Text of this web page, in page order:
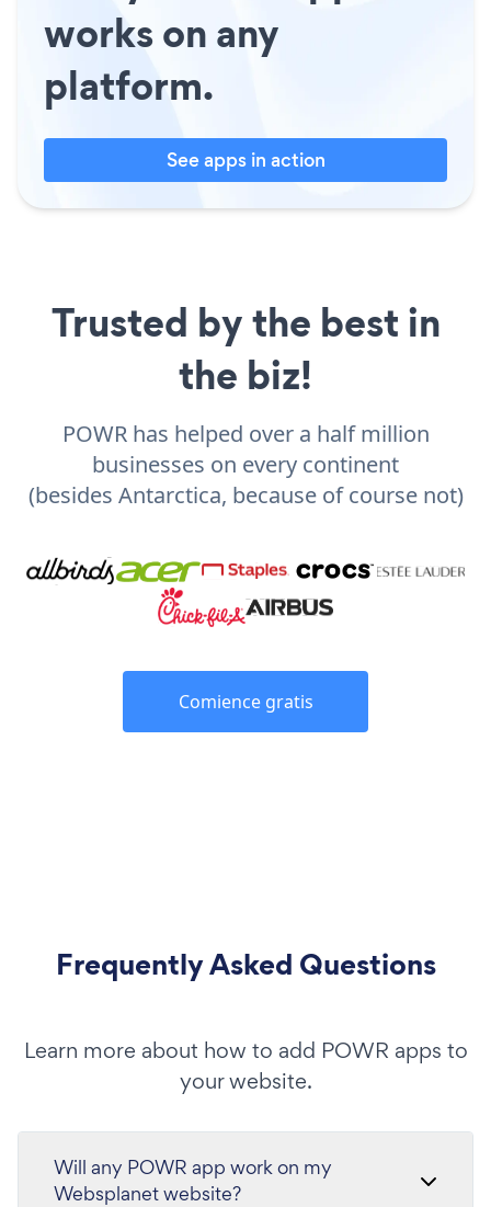
works on any
platform.
See apps in action
Trusted by the best in
the biz!
POWR has helped over a half million
businesses on every continent
(besides Antarctica, because of course not)
Comience gratis
Frequently Asked Questions
Learn more about how to add POWR apps to
your website.
Will any POWR app work on my
Websplanet website?